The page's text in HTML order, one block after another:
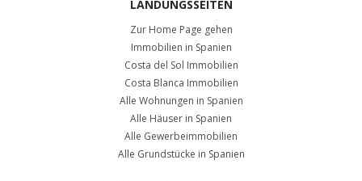
LANDUNGSSEITEN
Zur Home Page gehen
Immobilien in Spanien
Costa del Sol Immobilien
Costa Blanca Immobilien
Alle Wohnungen in Spanien
Alle Häuser in Spanien
Alle Gewerbeimmobilien
Alle Grundstücke in Spanien